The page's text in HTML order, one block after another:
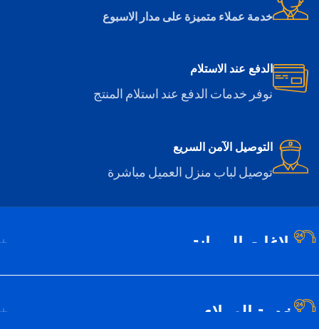
خدمة عملاء متميزة على مدار الاسبوع
الدفع عند الاستلام
نوفر خدمات الدفع عند استلام المنتج
التوصيل الآمن السريع
توصيل لباب منزل العميل مباشرة
بلاغات الصيانة
خدمة العملاء